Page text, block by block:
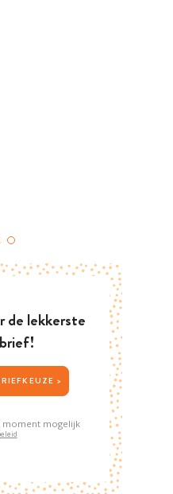
de lekkerste
JOUW NIEUWSBRIEFKEUZE >
moment mogelijk